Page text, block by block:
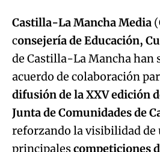
Castilla-La Mancha Media
consejería de Educación,
de Castilla-La Mancha han
acuerdo de colaboración
difusión de la XXV edición
Junta de Comunidades de
reforzando la visibilidad de
principalescompeticiones